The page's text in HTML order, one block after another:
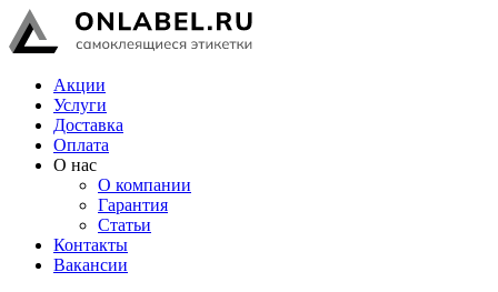
Акции
Услуги
Доставка
Оплата
О нас
О компании
Гарантия
Статьи
Контакты
Вакансии